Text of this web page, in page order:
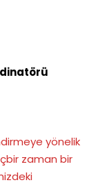
yönelik
zaman bir